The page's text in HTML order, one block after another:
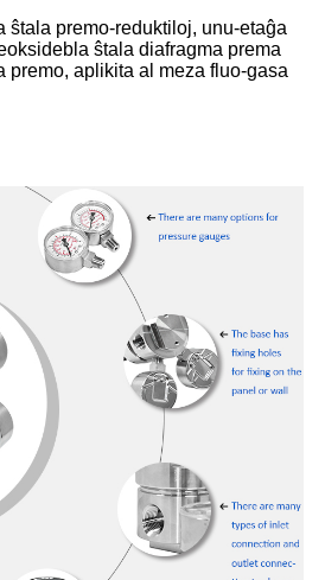
ŝtala premo-reduktiloj, unu-etaĝa
ŝtala diafragma prema
premo, aplikita al meza fluo-gasa